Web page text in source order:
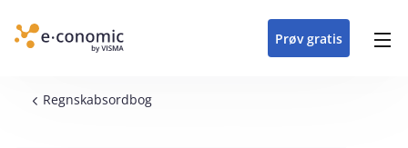
Header top menu
Prøv gratis
skræddersyet løsning
til din branche
e‑conomic
alle funktioner i
e‑conomic
e‑conomic
skræddersyede kurser
til administratorer
forhandler kan styrke
og vækste din
Brødkrumme
Regnskabsordbog